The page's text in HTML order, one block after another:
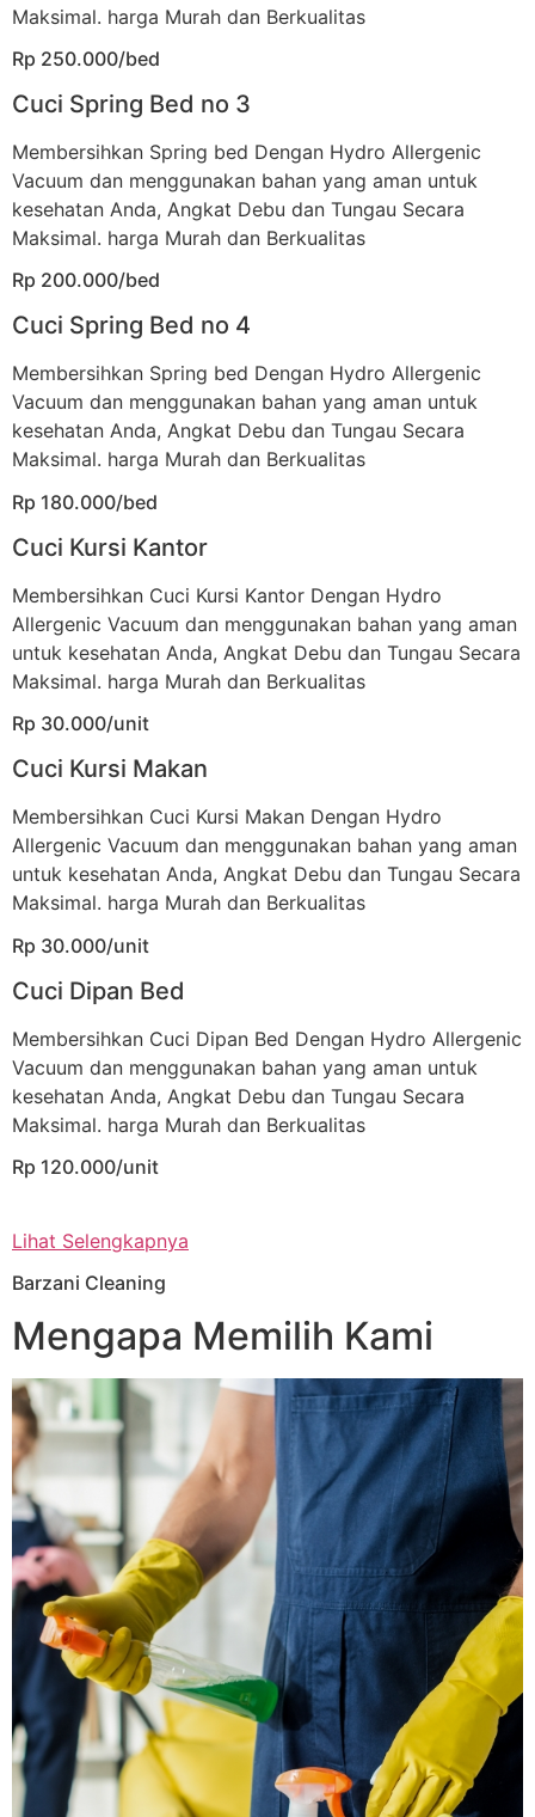
Maksimal. harga Murah dan Berkualitas
Rp 250.000/bed
Cuci Spring Bed no 3
Membersihkan Spring bed Dengan Hydro Allergenic
Vacuum dan menggunakan bahan yang aman untuk
kesehatan Anda, Angkat Debu dan Tungau Secara
Maksimal. harga Murah dan Berkualitas
Rp 200.000/bed
Cuci Spring Bed no 4
Membersihkan Spring bed Dengan Hydro Allergenic
Vacuum dan menggunakan bahan yang aman untuk
kesehatan Anda, Angkat Debu dan Tungau Secara
Maksimal. harga Murah dan Berkualitas
Rp 180.000/bed
Cuci Kursi Kantor
Membersihkan Cuci Kursi Kantor Dengan Hydro
Allergenic Vacuum dan menggunakan bahan yang aman
untuk kesehatan Anda, Angkat Debu dan Tungau Secara
Maksimal. harga Murah dan Berkualitas
Rp 30.000/unit
Cuci Kursi Makan
Membersihkan Cuci Kursi Makan Dengan Hydro
Allergenic Vacuum dan menggunakan bahan yang aman
untuk kesehatan Anda, Angkat Debu dan Tungau Secara
Maksimal. harga Murah dan Berkualitas
Rp 30.000/unit
Cuci Dipan Bed
Membersihkan Cuci Dipan Bed Dengan Hydro Allergenic
Vacuum dan menggunakan bahan yang aman untuk
kesehatan Anda, Angkat Debu dan Tungau Secara
Maksimal. harga Murah dan Berkualitas
Rp 120.000/unit
Lihat Selengkapnya
Barzani Cleaning
Mengapa Memilih Kami